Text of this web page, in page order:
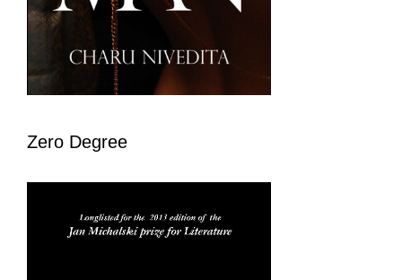
Zero Degree